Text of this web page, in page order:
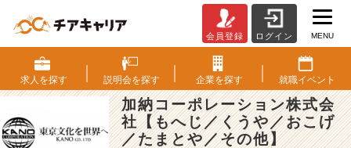
納
コ
ー
ポ
レ
ー
会員登録 ログイン MENU
求人を探す 説明会を探す 企業を探す 就職イベント
加納コーポレーション株式会
社【もへじ／くうや／おこげ
／たまとや／その他】